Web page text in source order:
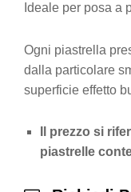
Ideale per posa a
Ogni piastrella
dalla particolare
superficie effetto
Il prezzo si
piastrelle